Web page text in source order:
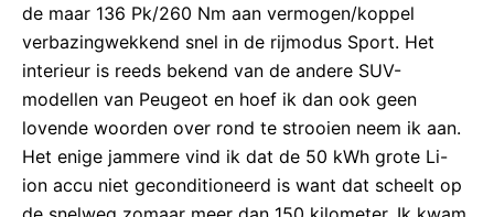
de maar 136 Pk/260 Nm aan vermogen/koppel
verbazingwekkend snel in de rijmodus Sport. Het
interieur is reeds bekend van de andere SUV-
modellen van Peugeot en hoef ik dan ook geen
lovende woorden over rond te strooien neem ik aan.
Het enige jammere vind ik dat de 50 kWh grote Li-
ion accu niet geconditioneerd is want dat scheelt op